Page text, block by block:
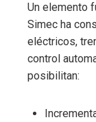
Un elemento
Simec ha
eléctricos,
control
posibilitan: